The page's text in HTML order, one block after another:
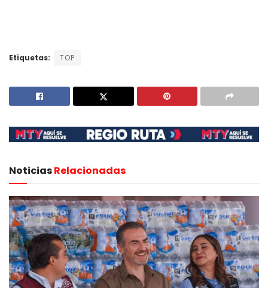
Etiquetas: TOP
NoticiasRelacionadas